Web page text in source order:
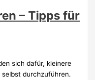
– Tipps für
sich dafür, kleinere
durchzuführen.